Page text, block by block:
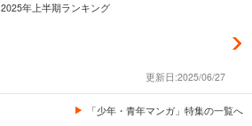
2025年上半期ランキング
更新日:2025/06/27
「少年・青年マンガ」特集の一覧へ